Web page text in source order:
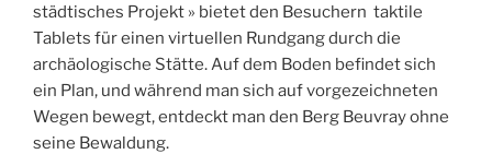
städtisches Projekt » bietet den Besuchern taktile
Tablets für einen virtuellen Rundgang durch die
archäologische Stätte. Auf dem Boden befindet sich
ein Plan, und während man sich auf vorgezeichneten
Wegen bewegt, entdeckt man den Berg Beuvray ohne
seine Bewaldung.